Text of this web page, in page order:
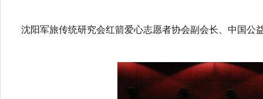
沈阳军旅传统研究会红箭爱心志愿者协会副会长、中国